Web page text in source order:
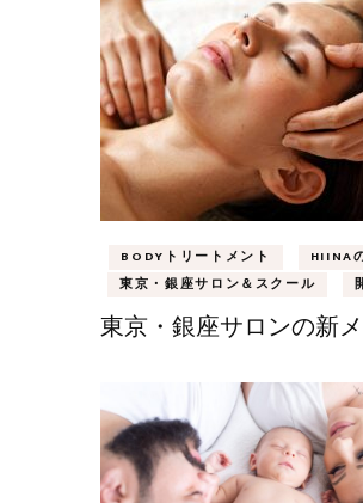
BODYトリートメント
HIINA
東京・銀座サロン＆スクール
東京・銀座サロンの新